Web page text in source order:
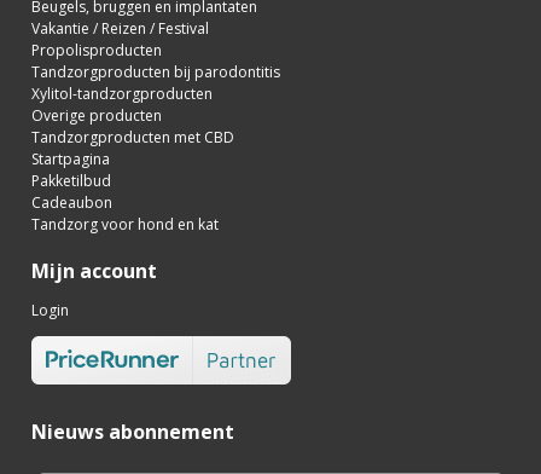
Beugels, bruggen en implantaten
Vakantie / Reizen / Festival
Propolisproducten
Tandzorgproducten bij parodontitis
Xylitol-tandzorgproducten
Overige producten
Tandzorgproducten met CBD
Startpagina
Pakketilbud
Cadeaubon
Tandzorg voor hond en kat
Mijn account
Login
Nieuws abonnement